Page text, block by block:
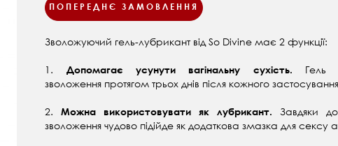
ПОПЕРЕДНЄ ЗАМОВЛЕННЯ
Зволожуючий гель-лубрикант від So Divine має 2 функції:
1. Допомагає усунути вагінальну сухість. Гель
зволоження протягом трьох днів після кожного
2. Можна використовувати як лубрикант. Завдяки
зволоження чудово підійде як додаткова змазка для сексу